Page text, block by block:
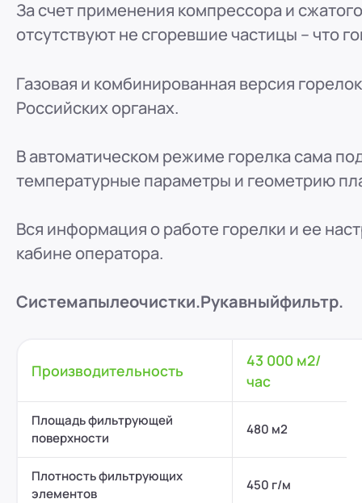
За счет применения компрессора и
отсутствуют не сгоревшие частицы – что
Газовая и комбинированная версия
Российских органах.
В автоматическом режиме горелка сама
температурные параметры и геометрию
Вся информация о работе горелки и ее
кабине оператора.
Системапылеочистки.Рукавныйфильтр.
Производительность
43 000 м2/
час
Площадь фильтрующей
поверхности
480 м2
Плотность фильтрующих
элементов
450 г/м